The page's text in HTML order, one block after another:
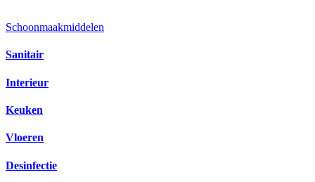
Schoonmaakmiddelen
Sanitair
Interieur
Keuken
Vloeren
Desinfectie